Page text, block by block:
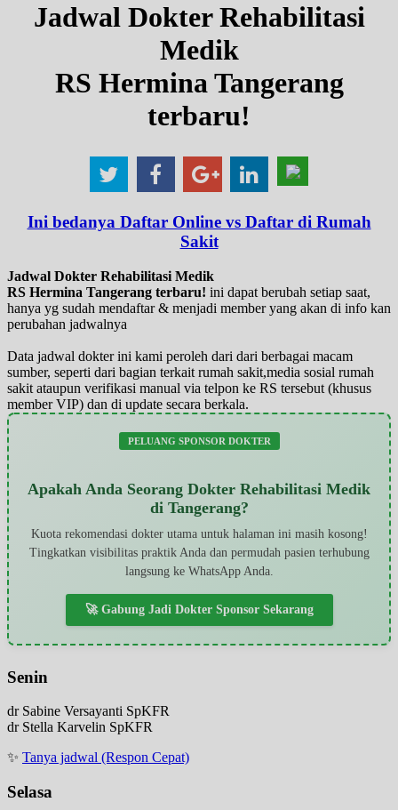
Jadwal Dokter Rehabilitasi
Medik
RS Hermina Tangerang
terbaru!
Ini bedanya Daftar Online vs Daftar di Rumah
Sakit
Jadwal Dokter Rehabilitasi Medik
RS Hermina Tangerang terbaru! ini dapat berubah setiap saat,
hanya yg sudah mendaftar & menjadi member yang akan di info kan
perubahan jadwalnya
Data jadwal dokter ini kami peroleh dari dari berbagai macam
sumber, seperti dari bagian terkait rumah sakit,media sosial rumah
sakit ataupun verifikasi manual via telpon ke RS tersebut (khusus
member VIP) dan di update secara berkala.
PELUANG SPONSOR DOKTER
Apakah Anda Seorang Dokter Rehabilitasi Medik
di Tangerang?
Kuota rekomendasi dokter utama untuk halaman ini masih kosong!
Tingkatkan visibilitas praktik Anda dan permudah pasien terhubung
langsung ke WhatsApp Anda.
🚀 Gabung Jadi Dokter Sponsor Sekarang
Senin
dr Sabine Versayanti SpKFR
dr Stella Karvelin SpKFR
✨ Tanya jadwal (Respon Cepat)
Selasa